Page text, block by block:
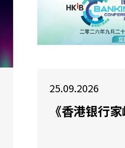
25.09.2026
《香港银行